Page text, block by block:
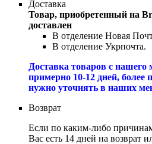
Доставка
Товар, приобретенный на
доставлен
В отделение Новая
В отделение Укрпочта.
Доставка товаров с нашего
примерно 10-12 дней,
нужно уточнять в наших
Возврат
Если по каким-либо
Вас есть 14 дней на возврат